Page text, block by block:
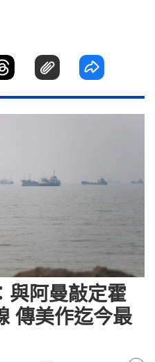
與阿曼敲定霍
傳美作迄今最